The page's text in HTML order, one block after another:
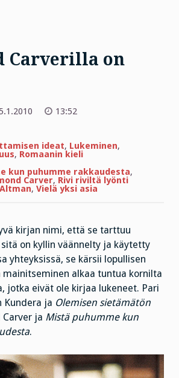
Carverilla on
13:52
asiaa
ideat, Lukeminen,
, Romaanin kieli
kun puhumme rakkaudesta,
Carver, Rivi riviltä lyönti
, Vielä yksi asia
kirjan nimi, että se tarttuu
sitä on kyllin väännelty ja käytetty
yhteyksissä, se kärsii lopullisen
alkaa tuntua kornilta
jotka eivät ole kirjaa lukeneet. Pari
Kundera ja Olemisen sietämätön
Carver ja Mistä puhumme kun
.